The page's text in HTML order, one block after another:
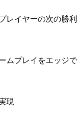
レイヤーの次の勝利
ムプレイをエッジで
現